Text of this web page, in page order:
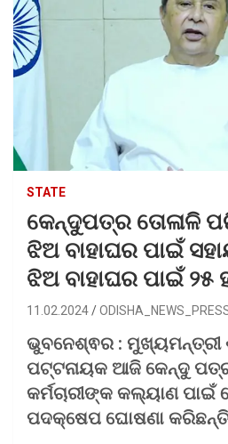
STATE
କେନ୍ଦୁପତ୍ର ତୋଳାଳି
ଝିଅ ବାହାଘର ପାଇଁ
ଝିଅ ବାହାଘର ପାଇଁ ୨୫
11.02.2024
ଭୁବନେଶ୍ଵର : ମୁଖ୍ୟମନ୍ତ୍ରୀ
ପଟ୍ଟନାୟକ ଆଜି କେନ୍ଦୁ ପତ୍ର
କର୍ମଚାରୀଙ୍କ କଲ୍ୟାଣ ପାଇଁ
ପଦକ୍ଷେପ ଘୋଷଣା କରିଛନ୍ତି